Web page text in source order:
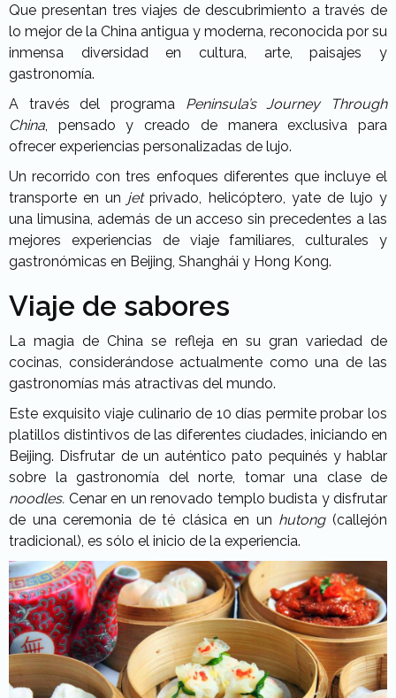
Que presentan tres viajes de descubrimiento a través de
lo mejor de la China antigua y moderna, reconocida por su
inmensa diversidad en cultura, arte, paisajes y
gastronomía.
A través del programa Peninsula’s Journey Through
China , pensado y creado de manera exclusiva para
ofrecer experiencias personalizadas de lujo.
Un recorrido con tres enfoques diferentes que incluye el
transporte en un jetprivado, helicóptero, yate de lujo y
una limusina, además de un acceso sin precedentes a las
mejores experiencias de viaje familiares, culturales y
gastronómicas en Beijing, Shanghái y Hong Kong.
Viaje de sabores
La magia de China se refleja en su gran variedad de
cocinas, considerándose actualmente como una de las
gastronomías más atractivas del mundo.
Este exquisito viaje culinario de 10 días permite probar los
platillos distintivos de las diferentes ciudades, iniciando en
Beijing. Disfrutar de un auténtico pato pequinés y hablar
sobre la gastronomía del norte, tomar una clase de
noodles. Cenar en un renovado templo budista y disfrutar
de una ceremonia de té clásica en un hutong(callejón
tradicional), es sólo el inicio de la experiencia.